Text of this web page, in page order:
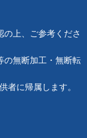
上、ご参考くださ
の無断加工・無断転
者に帰属します。